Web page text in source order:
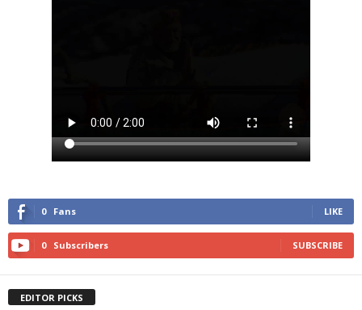
0 Fans LIKE
0 Subscribers SUBSCRIBE
EDITOR PICKS